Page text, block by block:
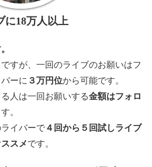
に18万人以上
すが、一回のライブのお願いはフ
ーに ３万円位から可能です。
人は一回お願いする金額はフォロ
。
イバーで４回から５回試しライブ
スメです。